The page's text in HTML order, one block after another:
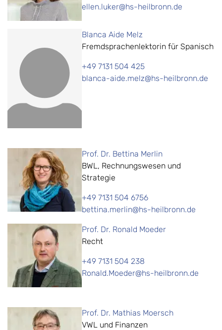
ellen.luker@hs-heilbronn.de
Blanca Aide Melz
Fremdsprachenlektorin für Spanisch
+49 7131 504 425
blanca-aide.melz@hs-heilbronn.de
Prof. Dr. Bettina Merlin
BWL, Rechnungswesen und
Strategie
+49 7131 504 6756
bettina.merlin@hs-heilbronn.de
Prof. Dr. Ronald Moeder
Recht
+49 7131 504 238
Ronald.Moeder@hs-heilbronn.de
Prof. Dr. Mathias Moersch
VWL und Finanzen